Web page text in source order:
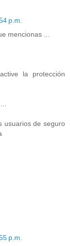
p.m.
mencionas ...
la protección
usuarios de seguro
p.m.